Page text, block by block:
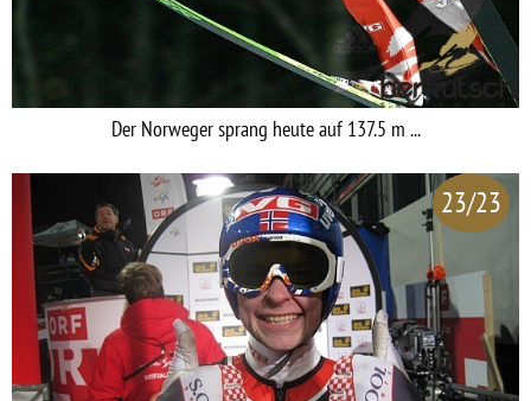
Der Norweger sprang heute auf 137.5 m ...
23/23